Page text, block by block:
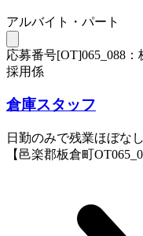
アルバイト・パート
応募番号[OT]065_088
採用係
倉庫スタッフ
日勤のみで残業ほぼな
【邑楽郡板倉町